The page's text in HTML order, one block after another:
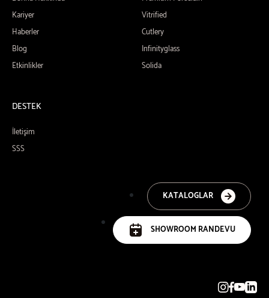
Kariyer
Haberler
Blog
Etkinlikler
Vitrified
Cutlery
Infinityglass
Solida
DESTEK
İletişim
SSS
KATALOGLAR
SHOWROOM RANDEVU